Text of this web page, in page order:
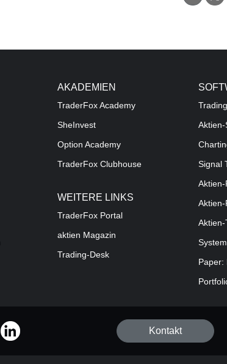
AKADEMIEN
TraderFox Academy
SheInvest
Option Academy
TraderFox Clubhouse
WEITERE LINKS
TraderFox Portal
aktien Magazin
Trading-Desk
Signal
Aktien-
Paper:
Kontakt